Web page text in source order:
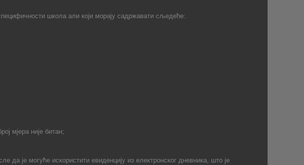
школа али који морају садржавати сљедеће:
мјера није битан;
да је могуће искористити евиденцију из електронског дневника, што је